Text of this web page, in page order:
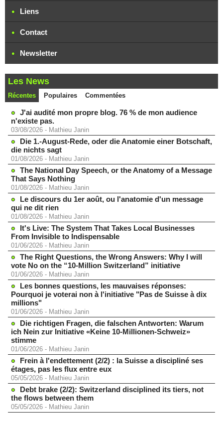
Liens
Contact
Newsletter
Les News
Récentes Populaires Commentées
J'ai audité mon propre blog. 76 % de mon audience
n'existe pas.
03/08/2026 - Mathieu Janin
Die 1.-August-Rede, oder die Anatomie einer Botschaft,
die nichts sagt
01/08/2026 - Mathieu Janin
The National Day Speech, or the Anatomy of a Message
That Says Nothing
01/08/2026 - Mathieu Janin
Le discours du 1er août, ou l'anatomie d'un message
qui ne dit rien
01/08/2026 - Mathieu Janin
It's Live: The System That Takes Local Businesses
From Invisible to Indispensable
01/06/2026 - Mathieu Janin
The Right Questions, the Wrong Answers: Why I will
vote No on the “10-Million Switzerland” initiative
01/06/2026 - Mathieu Janin
Les bonnes questions, les mauvaises réponses:
Pourquoi je voterai non à l'initiative "Pas de Suisse à dix
millions"
01/06/2026 - Mathieu Janin
Die richtigen Fragen, die falschen Antworten: Warum
ich Nein zur Initiative «Keine 10-Millionen-Schweiz»
stimme
01/06/2026 - Mathieu Janin
Frein à l'endettement (2/2) : la Suisse a discipliné ses
étages, pas les flux entre eux
05/05/2026 - Mathieu Janin
Debt brake (2/2): Switzerland disciplined its tiers, not
the flows between them
05/05/2026 - Mathieu Janin